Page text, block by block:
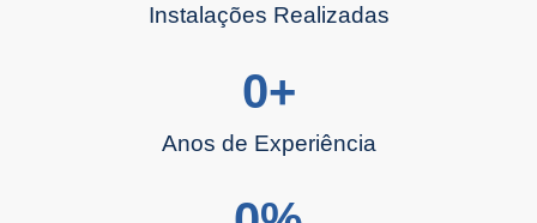
Instalações Realizadas
Anos de Experiência
0+